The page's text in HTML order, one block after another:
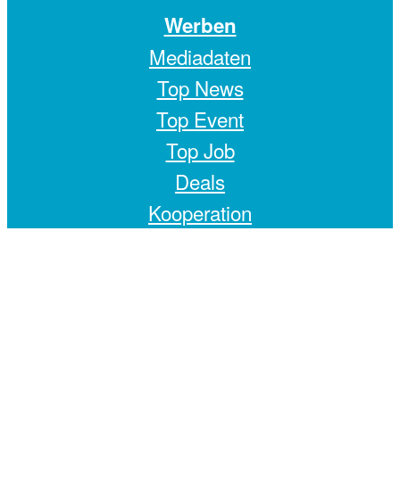
Werben
Mediadaten
Top News
Top Event
Top Job
Deals
Kooperation